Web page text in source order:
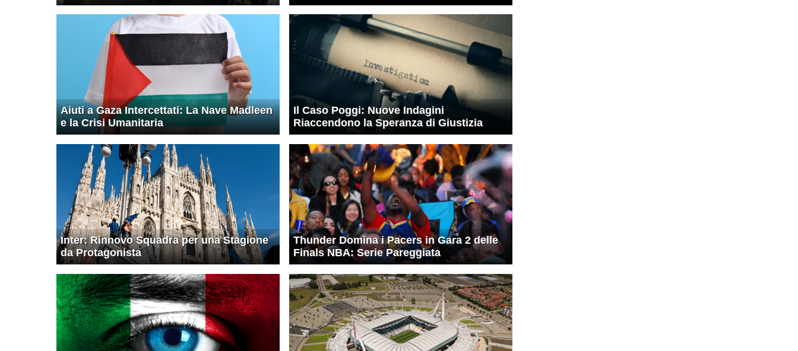
Aiuti a Gaza Intercettati: La Nave Madleen
e la Crisi Umanitaria
Il Caso Poggi: Nuove Indagini
Riaccendono la Speranza di Giustizia
Inter: Rinnovo Squadra per una Stagione
da Protagonista
Thunder Domina i Pacers in Gara 2 delle
Finals NBA: Serie Pareggiata